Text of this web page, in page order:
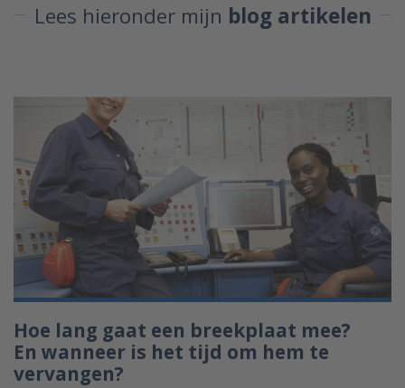
Lees hieronder mijn blog artikelen
Hoe lang gaat een breekplaat mee?
En wanneer is het tijd om hem te
vervangen?